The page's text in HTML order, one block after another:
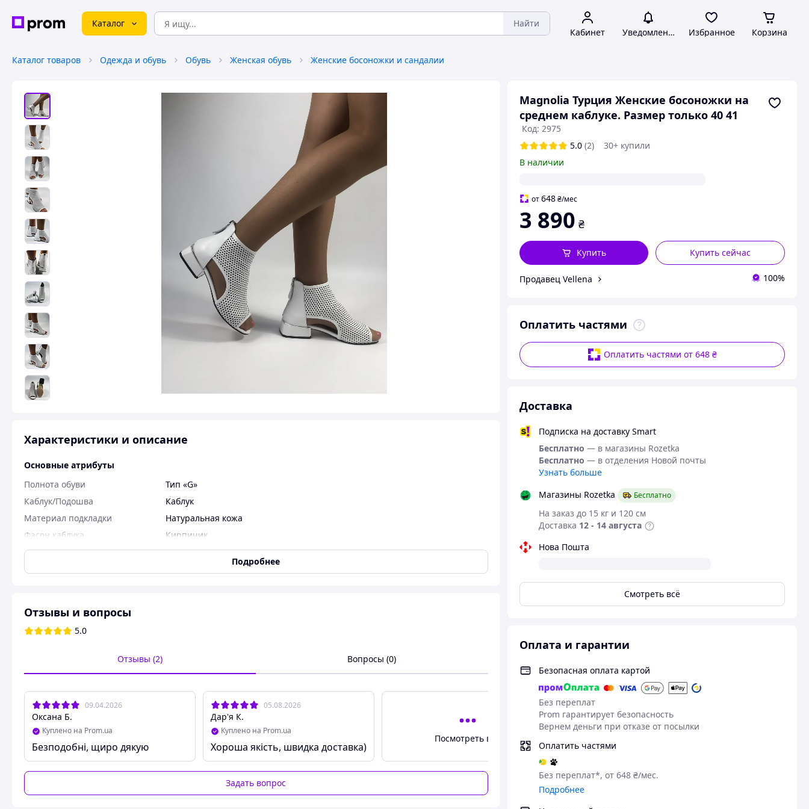
Каталог Найти
Кабинет Уведомления Избранное Корзина
Каталог товаров Одежда и обувь Обувь Женская обувь Женские босоножки и сандалии
Magnolia Турция Женские босоножки на
среднем каблуке. Размер только 40 41
Код: 2975
5.0 (2)
30+ купили
В наличии
от648 ₴/мес
3 890 ₴
Купить сейчас
Купить
Продавец Vellena 100%
Оплатить частями
Оплатить частями от 648 ₴
Доставка
Подписка на доставку Smart
Бесплатно — в магазины Rozetka
Бесплатно — в отделения Новой почты
Узнать больше
Магазины Rozetka
Бесплатно
На заказ до 15 кг и 120 см
Доставка 12 - 14 августа
Нова Пошта
Смотреть всё
Оплата и гарантии
Безопасная оплата картой
Без переплат
Prom гарантирует безопасность
Вернем деньги при отказе от посылки
Оплатить частями
Без переплат*, от 648 ₴/мес.
Подробнее
Характеристики и описание
Основные атрибуты
Полнота обуви
Тип «G»
Каблук/Подошва
Каблук
Материал подкладки
Натуральная кожа
Фасон каблука
Кирпичик
Вид обуви
Босоножки
Высота каблука (см)
Материал подошвы
Тип носка
Цвет
Основные
Сезон
Пол
Женский
Влагозащита
Вид стельки
Кожаная
Подробнее
Отзывы и вопросы
5.0
Отзывы (2) Вопросы (0)
09.04.2026
Оксана Б.
Куплено на Prom.ua
Безподобні, щиро дякую
05.08.2026
Дар'я К.
Куплено на Prom.ua
Хороша якість, швидка доставка)
Посмотреть все
Задать вопрос